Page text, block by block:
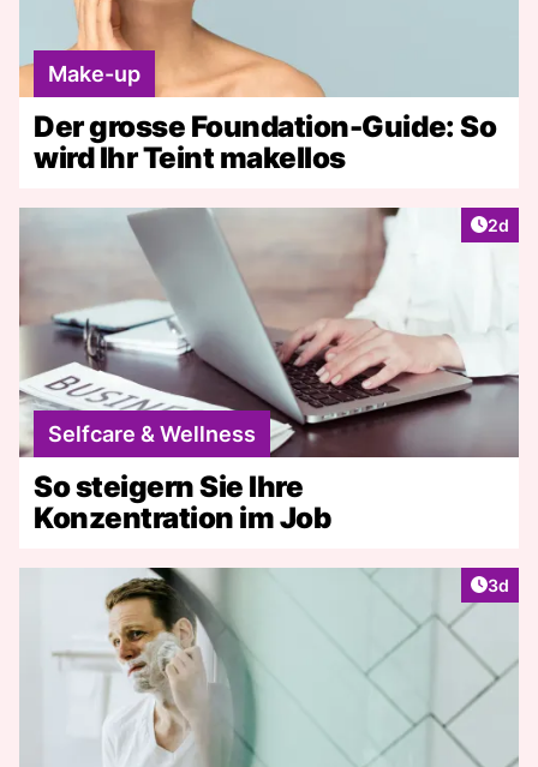
Make-up
Der grosse Foundation-Guide: So
wird Ihr Teint makellos
2d
Selfcare & Wellness
So steigern Sie Ihre
Konzentration im Job
3d